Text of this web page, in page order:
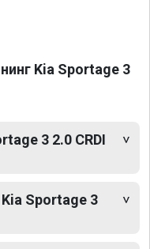
Kia Sportage 3
3 2.0 CRDI
Sportage 3